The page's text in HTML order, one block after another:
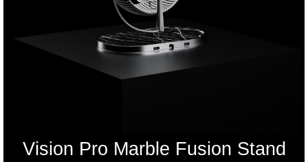
Vision Pro Marble Fusion Stand